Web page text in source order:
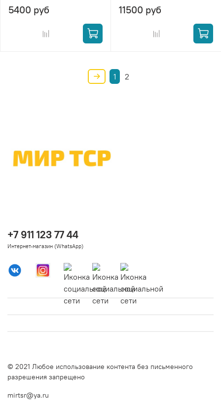
5400 руб 11500 руб
1 2
+7 911 123 77 44
Интернет-магазин (WhatsApp)
© 2021 Любое использование контента без письменного
разрешения запрещено
mirtsr@ya.ru